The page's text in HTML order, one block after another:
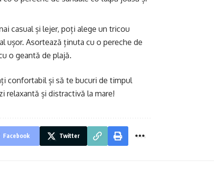
casual și lejer, poți alege un tricou
ușor. Asortează ținuta cu o pereche de
o geantă de plajă.
confortabil și să te bucuri de timpul
relaxantă și distractivă la mare!
Facebook Twitter